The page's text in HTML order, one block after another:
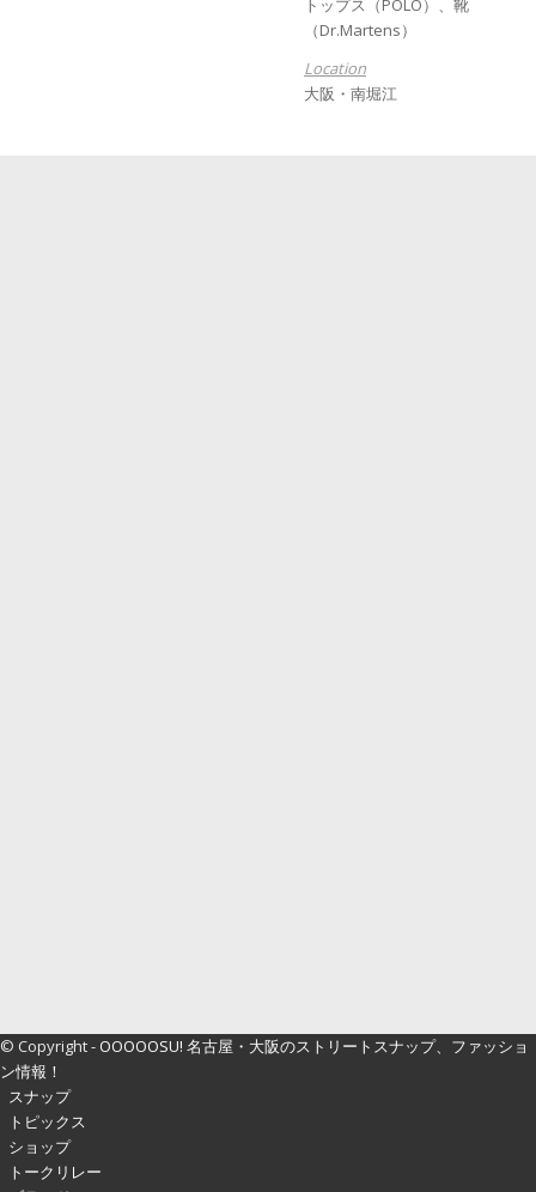
トップス（POLO）、靴
（Dr.Martens）
Location
大阪・南堀江
© Copyright - OOOOOSU! 名古屋・大阪のストリートスナップ、ファッショ
ン情報！
スナップ
トピックス
ショップ
トークリレー